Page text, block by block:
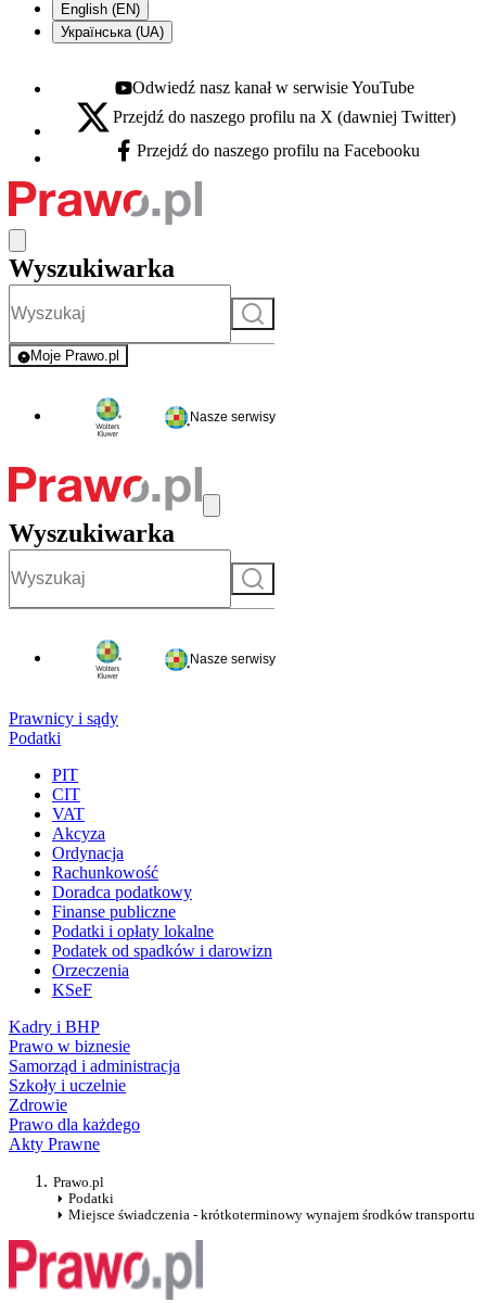
English (EN)
Українська (UA)
Youtube - otwiera się w nowej karcie
Odwiedź nasz kanał w serwisie YouTube
X - otwiera się w nowej karcie
Przejdź do naszego profilu na X (dawniej Twitter)
Facebook - otwiera się w nowej karcie
Przejdź do naszego profilu na Facebooku
Wyszukiwarka
Szukaj
Moje Prawo.pl
- rejestracja i logowanie do serwisu
Nasze serwisy
Wyszukiwarka
Szukaj
Nasze serwisy
Prawnicy i sądy
Podatki
PIT
CIT
VAT
Akcyza
Ordynacja
Rachunkowość
Doradca podatkowy
Finanse publiczne
Podatki i opłaty lokalne
Podatek od spadków i darowizn
Orzeczenia
KSeF
Kadry i BHP
Prawo w biznesie
Samorząd i administracja
Szkoły i uczelnie
Zdrowie
Prawo dla każdego
Akty Prawne
Prawo.pl
Podatki
Miejsce świadczenia - krótkoterminowy wynajem środków transportu